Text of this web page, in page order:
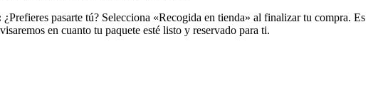
¿Prefieres pasarte tú? Selecciona «Recogida en tienda» al finalizar tu compra. Es
en cuanto tu paquete esté listo y reservado para ti.